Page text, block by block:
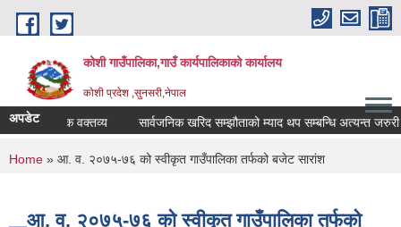
Skip to main content
कोशी गाउँपालिका,गाउँ कार्यपालिकाको कार्यालय
काेशी प्रदेश ,सुनसरी,नेपाल
अपडेटशोक वक्तव्य सार्वजनिक खरिद सम्झौताको म्याद थप सम्बन्धि अत्यन्त जरुरी
You are here
Home » आ. व. २०७५-७६ को स्वीकृत गाउँपालिका तर्फको बजेट सारांश
आ. व. २०७५-७६ को स्वीकृत गाउँपालिका तर्फको